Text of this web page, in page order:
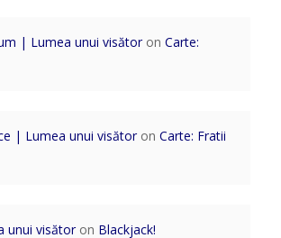
| Lumea unui visătoron Carte:
| Lumea unui visătoron Carte: Fratii
unui visătoron Blackjack!